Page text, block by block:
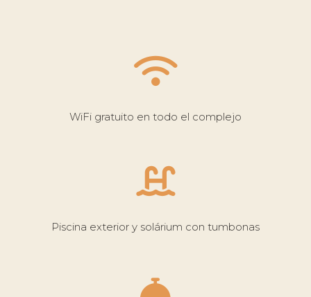
WiFi gratuito en todo el complejo
Piscina exterior y solárium con tumbonas